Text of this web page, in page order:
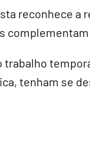
reconhece a
trabalho
tenham se